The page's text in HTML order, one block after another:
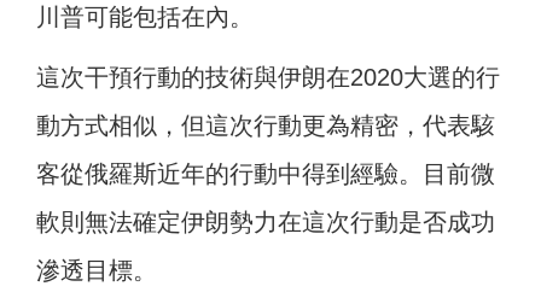
川普可能包括在內。
這次干預行動的技術與伊朗在2020大選的行
動方式相似，但這次行動更為精密，代表駭
客從俄羅斯近年的行動中得到經驗。目前微
軟則無法確定伊朗勢力在這次行動是否成功
滲透目標。